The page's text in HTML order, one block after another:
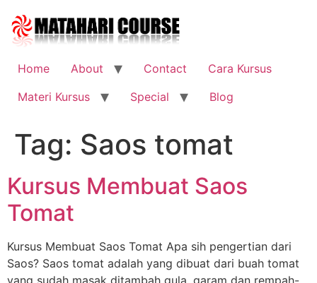
content
Home
About Contact
Cara Kursus
Materi Kursus
Special Blog
Tag: Saos tomat
Kursus Membuat Saos
Tomat
Kursus Membuat Saos Tomat Apa sih pengertian dari
Saos? Saos tomat adalah yang dibuat dari buah tomat
yang sudah masak ditambah gula, garam dan rempah-